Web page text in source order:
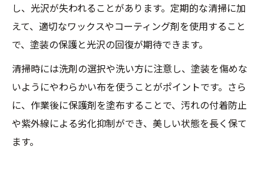
し、光沢が失われることがあります。定期的な清掃に加
えて、適切なワックスやコーティング剤を使用すること
で、塗装の保護と光沢の回復が期待できます。
清掃時には洗剤の選択や洗い方に注意し、塗装を傷めな
いようにやわらかい布を使うことがポイントです。さら
に、作業後に保護剤を塗布することで、汚れの付着防止
や紫外線による劣化抑制ができ、美しい状態を長く保て
ます。